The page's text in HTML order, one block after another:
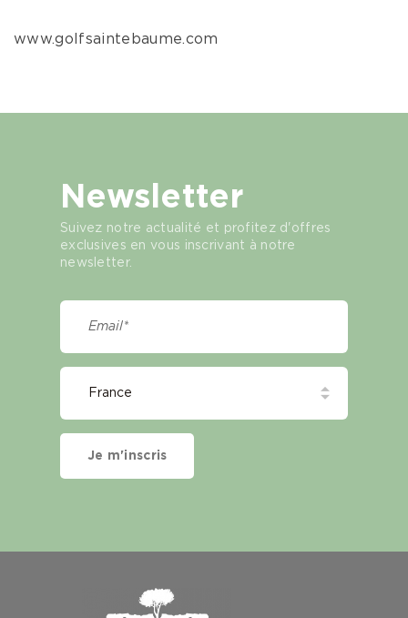
www.golfsaintebaume.com
Newsletter
Suivez notre actualité et profitez d'offres
exclusives en vous inscrivant à notre
newsletter.
Je m'inscris